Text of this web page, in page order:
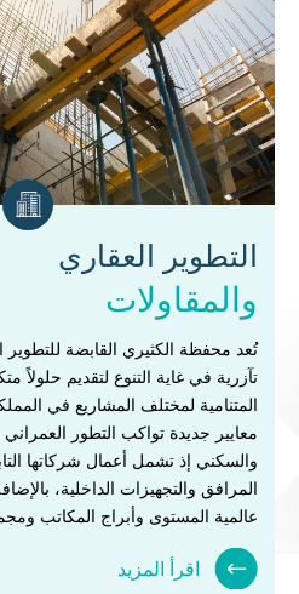
التطوير العقاري
والمقاولات
تُعد محفظة الكثيري القابضة
تآزرية في غاية التنوع لتقديم حلولاً
المتنامية لمختلف المشاريع في
معايير جديدة تواكب التطور
والسكني إذ تشمل أعمال شركاتها
المرافق والتجهيزات الداخلية،
عالمية المستوى وأبراج المكاتب
اقرأ المزيد